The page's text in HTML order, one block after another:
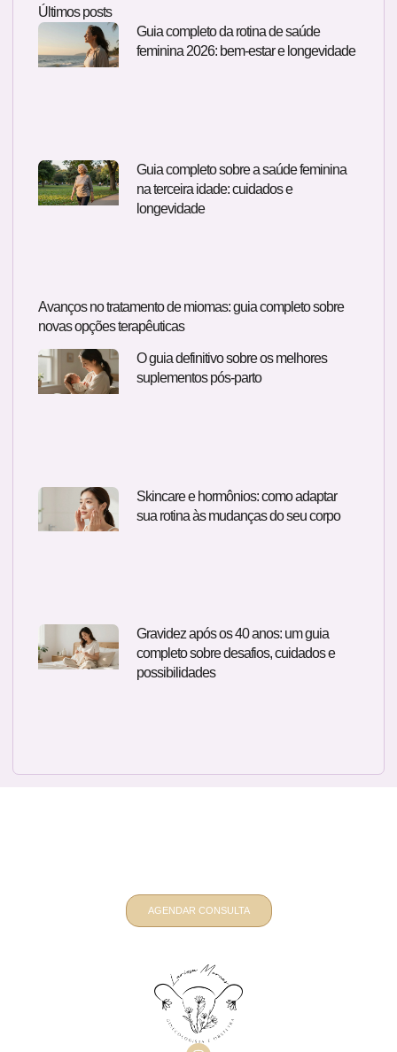
Últimos posts
Guia completo da rotina de saúde
feminina 2026: bem-estar e longevidade
Guia completo sobre a saúde feminina
na terceira idade: cuidados e
longevidade
Avanços no tratamento de miomas: guia completo sobre
novas opções terapêuticas
O guia definitivo sobre os melhores
suplementos pós-parto
Skincare e hormônios: como adaptar
sua rotina às mudanças do seu corpo
Gravidez após os 40 anos: um guia
completo sobre desafios, cuidados e
possibilidades
AGENDAR CONSULTA